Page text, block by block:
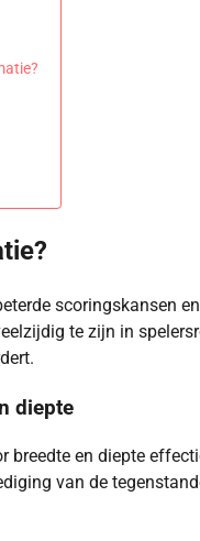
scoringskansen
te zijn in
diepte
en diepte
van de